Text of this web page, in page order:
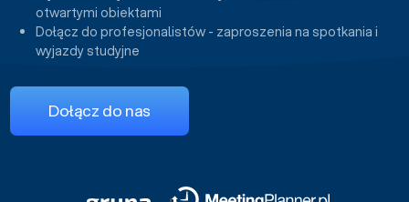
otwartymi obiektami
Dołącz do profesjonalistów - zaproszenia na spotkania i
wyjazdy studyjne
Dołącz do nas